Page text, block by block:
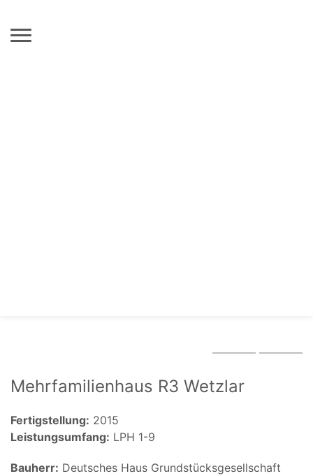
Mehrfamilienhaus R3 Wetzlar
Fertigstellung: 2015
Leistungsumfang: LPH 1-9
Bauherr: Deutsches Haus Grundstücksgesellschaft